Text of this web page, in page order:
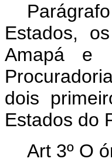
Estados,
Amapá e
dois
Estados do
Art 3º O